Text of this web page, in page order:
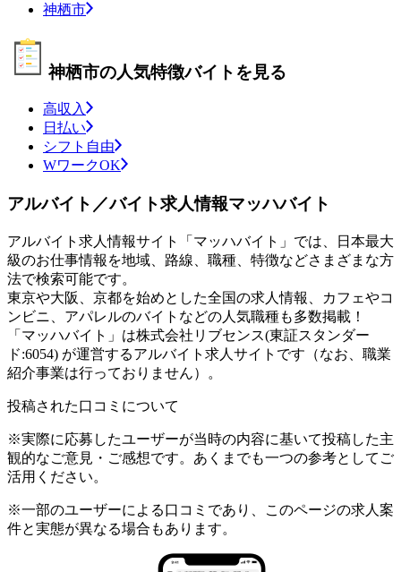
神栖市
神栖市の人気特徴バイトを見る
高収入
日払い
シフト自由
WワークOK
アルバイト／バイト求人情報マッハバイト
アルバイト求人情報サイト「マッハバイト」では、日本最大
級のお仕事情報を地域、路線、職種、特徴などさまざまな方
法で検索可能です。
東京や大阪、京都を始めとした全国の求人情報、カフェやコ
ンビニ、アパレルのバイトなどの人気職種も多数掲載！
「マッハバイト」は株式会社リブセンス(東証スタンダー
ド:6054) が運営するアルバイト求人サイトです（なお、職業
紹介事業は行っておりません）。
投稿された口コミについて
※実際に応募したユーザーが当時の内容に基いて投稿した主
観的なご意見・ご感想です。あくまでも一つの参考としてご
活用ください。
※一部のユーザーによる口コミであり、このページの求人案
件と実態が異なる場合もあります。